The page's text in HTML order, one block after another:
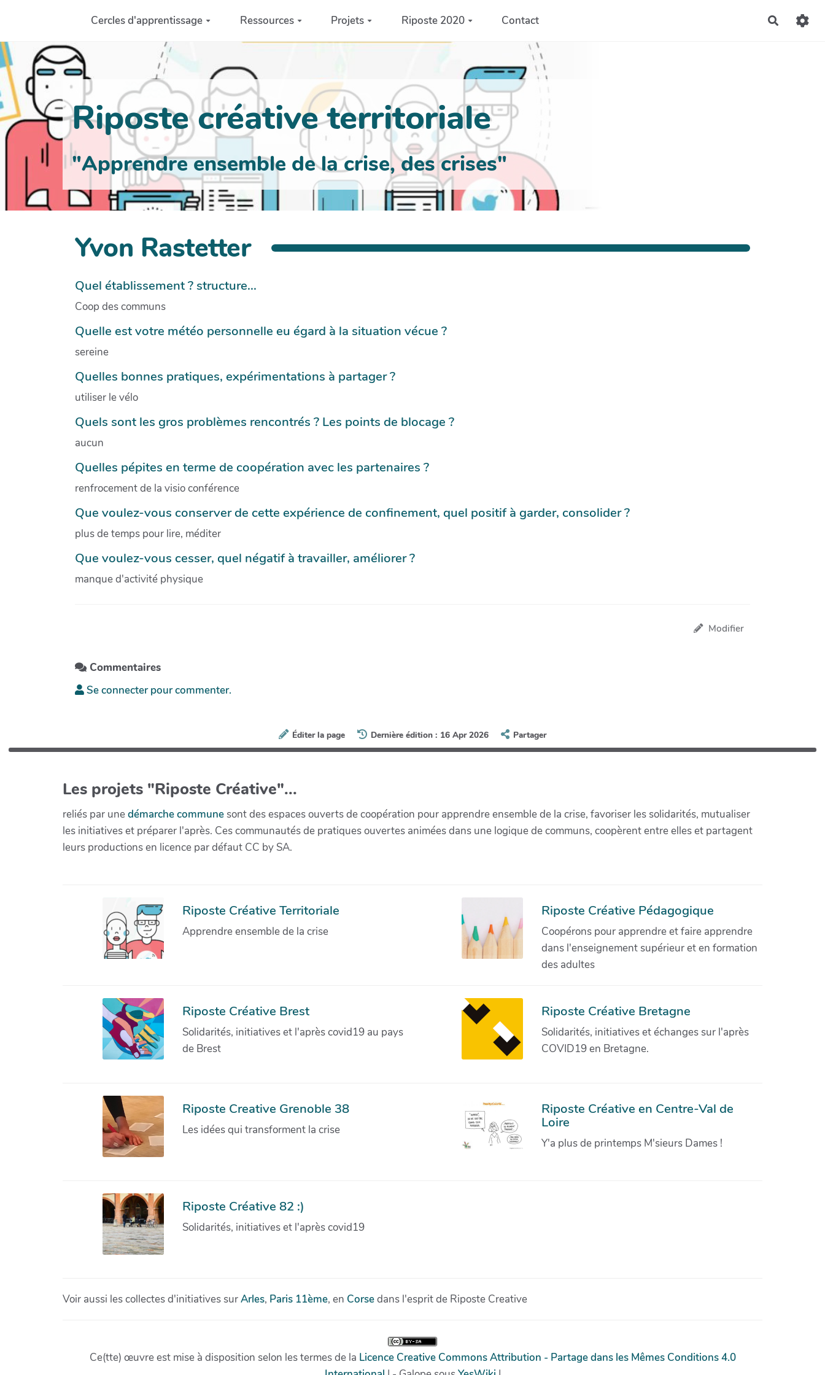
Aller au contenu principalCercles d'apprentissage Ressources Projets Riposte 2020 Contact
Riposte créative territoriale
"Apprendre ensemble de la crise, des crises"
Yvon Rastetter
Quel établissement ? structure...
Coop des communs
Quelle est votre météo personnelle eu égard à la situation vécue ?
sereine
Quelles bonnes pratiques, expérimentations à partager ?
utiliser le vélo
Quels sont les gros problèmes rencontrés ? Les points de blocage ?
aucun
Quelles pépites en terme de coopération avec les partenaires ?
renfrocement de la visio conférence
Que voulez-vous conserver de cette expérience de confinement, quel positif à garder, consolider ?
plus de temps pour lire, méditer
Que voulez-vous cesser, quel négatif à travailler, améliorer ?
manque d'activité physique
Modifier
Commentaires
Se connecter pour commenter.
Éditer la page Dernière édition : 16 Apr 2026 Partager
Les projets "Riposte Créative"...
reliés par unedémarche communesont des espaces ouverts de coopération pour apprendre ensemble de la crise, favoriser les solidarités, mutualiser
les initiatives et préparer l'après. Ces communautés de pratiques ouvertes animées dans une logique de communs, coopèrent entre elles et partagent
leurs productions en licence par défaut CC by SA.
Riposte Créative Territoriale
Apprendre ensemble de la crise
Riposte Créative Pédagogique
Coopérons pour apprendre et faire apprendre
dans l'enseignement supérieur et en formation
des adultes
Riposte Créative Brest
Solidarités, initiatives et l'après covid19 au pays
de Brest
Riposte Créative Bretagne
Solidarités, initiatives et échanges sur l'après
COVID19 en Bretagne.
Riposte Creative Grenoble 38
Les idées qui transforment la crise
Riposte Créative en Centre-Val de
Loire
Y'a plus de printemps M'sieurs Dames !
Riposte Créative 82 :)
Solidarités, initiatives et l'après covid19
Voir aussi les collectes d'initiatives surArles, Paris 11ème, en Corsedans l'esprit de Riposte Creative
Ce(tte) œuvre est mise à disposition selon les termes de la Licence Creative Commons Attribution - Partage dans les Mêmes Conditions 4.0